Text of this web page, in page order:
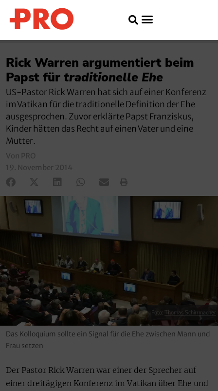
Rick Warren argumentiert beim
Papst für traditionelle Ehe
US-Pastor Rick Warren hat sich auf einer Konferenz
im Vatikan für die traditionelle Definition der Ehe
ausgesprochen. Zuvor erklärte Papst Franziskus,
Kinder hätten das Recht auf einen Vater und eine
Mutter.
Von PRO
19. November 2014
Foto: Thomas Schirrmacher
Das Kolloquium sollte ein Signal für die Ehe zwischen Mann und
Frau setzen
Der Pastor Rick Warren war einer der Sprecher auf
einer dreitägigen Konferenz im Vatikan über Ehe und